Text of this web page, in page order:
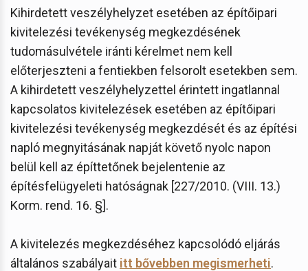
Kihirdetett veszélyhelyzet esetében az építőipari
kivitelezési tevékenység megkezdésének
tudomásulvétele iránti kérelmet nem kell
előterjeszteni a fentiekben felsorolt esetekben sem.
A kihirdetett veszélyhelyzettel érintett ingatlannal
kapcsolatos kivitelezések esetében az építőipari
kivitelezési tevékenység megkezdését és az építési
napló megnyitásának napját követő nyolc napon
belül kell az építtetőnek bejelentenie az
építésfelügyeleti hatóságnak [227/2010. (VIII. 13.)
Korm. rend. 16. §].
A kivitelezés megkezdéséhez kapcsolódó eljárás
általános szabályait itt bővebben megismerheti.